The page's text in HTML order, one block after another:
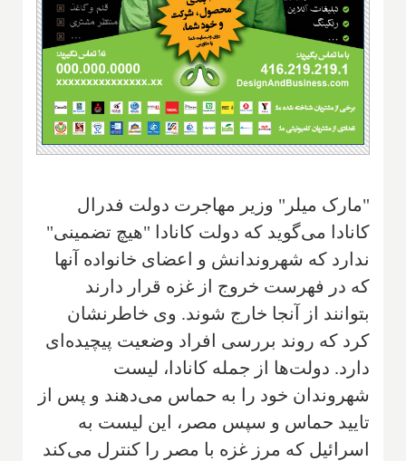
"مارک میلر" وزیر مهاجرت دولت فدرال
کانادا می‌گوید که دولت کانادا "هیچ تضمینی"
ندارد که شهروندانش و اعضای خانواده آنها
که در فهرست خروج از غزه قرار دارند
بتوانند از آنجا خارج شوند. وی خاطرنشان
کرد که روند بررسی افراد وضعیت پیچیده‌ای
دارد. دولت‌ها از جمله کانادا، لیست
شهروندان خود را به حماس می‌دهند و پس از
تایید حماس و سپس مصر، این لیست به
اسرائیل که مرز غزه با مصر را کنترل می‌کند